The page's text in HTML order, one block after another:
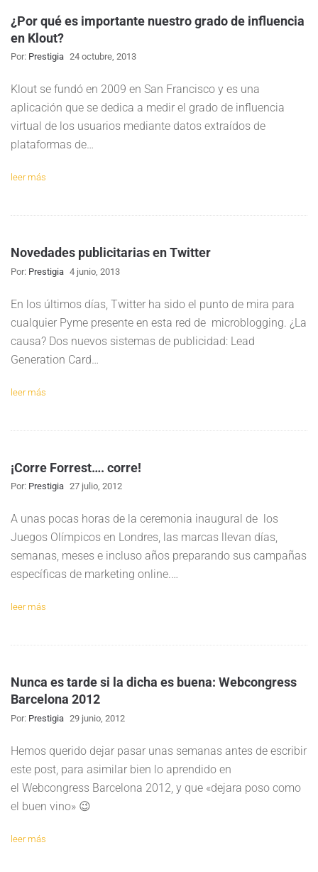
¿Por qué es importante nuestro grado de influencia
en Klout?
Por: Prestigia 24 octubre, 2013
Klout se fundó en 2009 en San Francisco y es una
aplicación que se dedica a medir el grado de influencia
virtual de los usuarios mediante datos extraídos de
plataformas de…
leer más
Novedades publicitarias en Twitter
Por: Prestigia 4 junio, 2013
En los últimos días, Twitter ha sido el punto de mira para
cualquier Pyme presente en esta red de microblogging. ¿La
causa? Dos nuevos sistemas de publicidad: Lead
Generation Card…
leer más
¡Corre Forrest…. corre!
Por: Prestigia 27 julio, 2012
A unas pocas horas de la ceremonia inaugural de los
Juegos Olímpicos en Londres, las marcas llevan días,
semanas, meses e incluso años preparando sus campañas
específicas de marketing online.…
leer más
Nunca es tarde si la dicha es buena: Webcongress
Barcelona 2012
Por: Prestigia 29 junio, 2012
Hemos querido dejar pasar unas semanas antes de escribir
este post, para asimilar bien lo aprendido en
el Webcongress Barcelona 2012, y que «dejara poso como
el buen vino» 😉
leer más